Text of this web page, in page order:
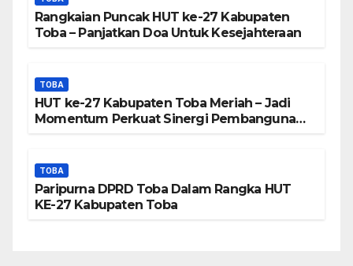
Rangkaian Puncak HUT ke-27 Kabupaten
Toba – Panjatkan Doa Untuk Kesejahteraan
TOBA
HUT ke-27 Kabupaten Toba Meriah – Jadi
Momentum Perkuat Sinergi Pembangunan
TOBA
Paripurna DPRD Toba Dalam Rangka HUT
KE-27 Kabupaten Toba